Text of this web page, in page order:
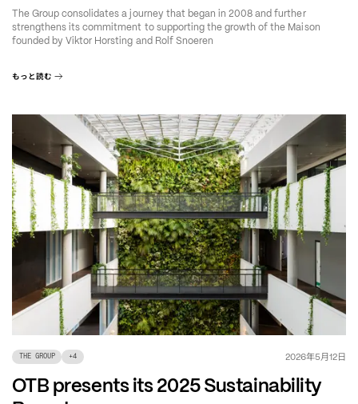
The Group consolidates a journey that began in 2008 and further
strengthens its commitment to supporting the growth of the Maison
founded by Viktor Horsting and Rolf Snoeren
もっと読む
THE GROUP +4 2026年5月12日
OTB presents its 2025 Sustainability